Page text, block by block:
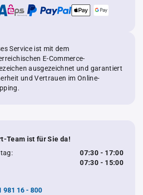
Service ist mit dem
E-Commerce-
ausgezeichnet und garantiert
und Vertrauen im Online-
Team ist für Sie da!
07:30 - 17:00
07:30 - 15:00
981 16 - 800